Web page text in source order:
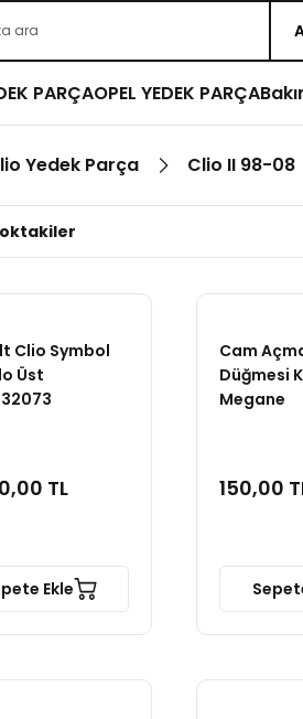
PARÇAOPEL YEDEK PARÇA
Yedek Parça Clio II 98-08
Clio Symbol
Üst
TL
Ekle
Cam
Düğmesi
Megane
150,00